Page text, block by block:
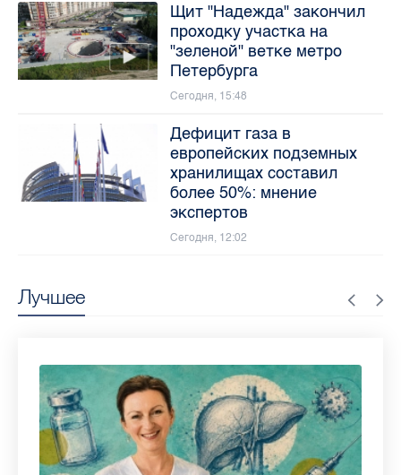
Лучшее
Щит "Надежда" закончил
проходку участка на
"зеленой" ветке метро
Петербурга
Сегодня, 15:48
Дефицит газа в
европейских подземных
хранилищах составил
более 50%: мнение
экспертов
Сегодня, 12:02